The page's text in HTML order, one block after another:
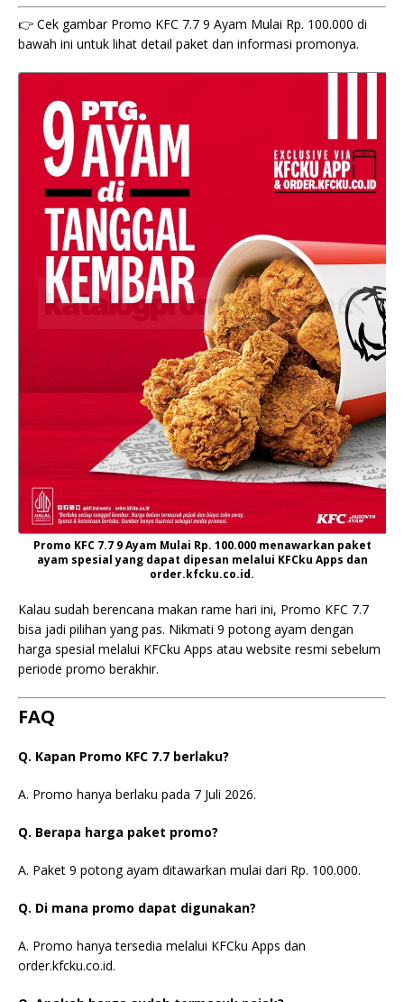
👉 Cek gambar Promo KFC 7.7 9 Ayam Mulai Rp. 100.000 di
bawah ini untuk lihat detail paket dan informasi promonya.
Promo KFC 7.7 9 Ayam Mulai Rp. 100.000 menawarkan paket
ayam spesial yang dapat dipesan melalui KFCku Apps dan
order.kfcku.co.id.
Kalau sudah berencana makan rame hari ini, Promo KFC 7.7
bisa jadi pilihan yang pas. Nikmati 9 potong ayam dengan
harga spesial melalui KFCku Apps atau website resmi sebelum
periode promo berakhir.
FAQ
Q. Kapan Promo KFC 7.7 berlaku?
A. Promo hanya berlaku pada 7 Juli 2026.
Q. Berapa harga paket promo?
A. Paket 9 potong ayam ditawarkan mulai dari Rp. 100.000.
Q. Di mana promo dapat digunakan?
A. Promo hanya tersedia melalui KFCku Apps dan
order.kfcku.co.id.